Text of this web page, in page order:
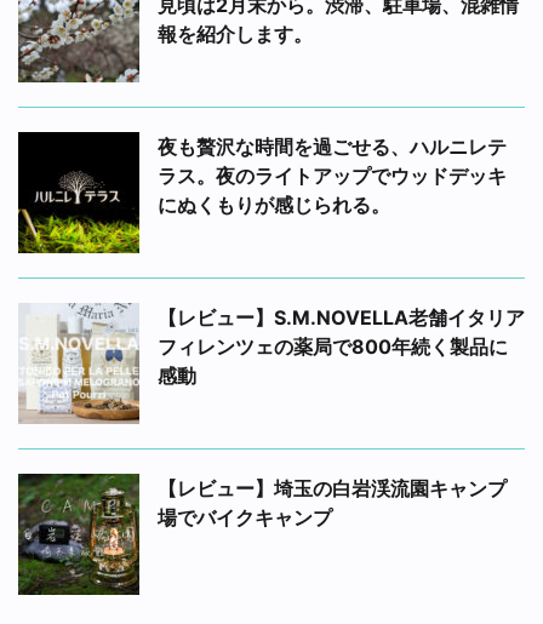
報を紹介します。
夜も贅沢な時間を過ごせる、ハルニレテ
ラス。夜のライトアップでウッドデッキ
にぬくもりが感じられる。
【レビュー】S.M.NOVELLA老舗イタリア
フィレンツェの薬局で800年続く製品に
感動
【レビュー】埼玉の白岩渓流園キャンプ
場でバイクキャンプ